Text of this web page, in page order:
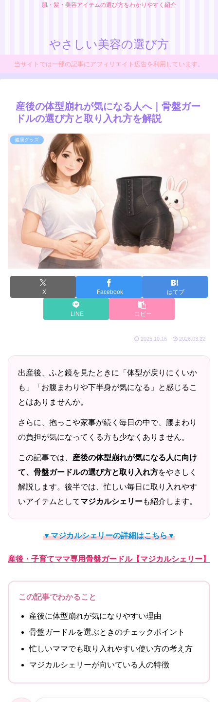
肌・髪・美容アイテムの選び方をわかりやすく紹介
やさしい美容の選び方
当サイトでは一部の記事にアフィリエイト広告を利用しています。
産後の体型崩れが気になる人へ｜骨盤ガー
ドルの選び方と取り入れ方を解説
健康グッズ
X Facebook はてブ
LINE コピー
2025.10.16 2026.03.22
出産後、ふと鏡を見たときに「体型が戻りにくいか
も」「お腹まわりや下半身が気になる」と感じるこ
とはありませんか。
さらに、抱っこや家事が続く毎日の中で、腰まわり
の負担が気になってくる方も少なくありません。
この記事では、 産後の体型崩れが気になる人に向け
て、骨盤ガードルの選び方と取り入れ方をやさしく
解説します。後半では、忙しい毎日に取り入れやす
いアイテムとしてマジカルシェリーも紹介します。
▼マジカルシェリーの詳細はこちら▼
産後・子育てママ専用骨盤ガードル【マジカルシェリー】
この記事でわかること
産後に体型崩れが気になりやすい理由
骨盤ガードルを選ぶときのチェックポイント
忙しいママでも取り入れやすい使い方の考え方
マジカルシェリーが向いている人の特徴